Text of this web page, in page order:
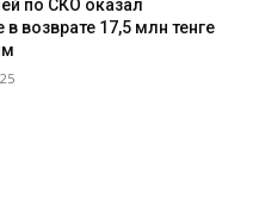
по СКО оказал
в возврате 17,5 млн тенге